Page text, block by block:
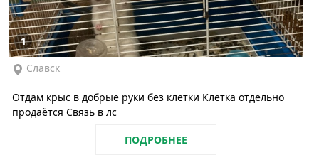
1
Славск
Отдам крыс в добрые руки без клетки Клетка отдельно
продаётся Связь в лс
ПОДРОБНЕЕ